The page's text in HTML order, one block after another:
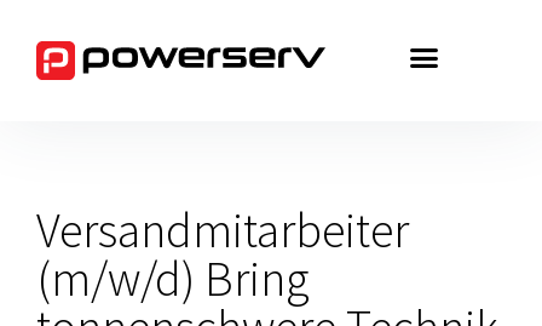
Inhalt
springen
Versandmitarbeiter
(m/w/d) Bring